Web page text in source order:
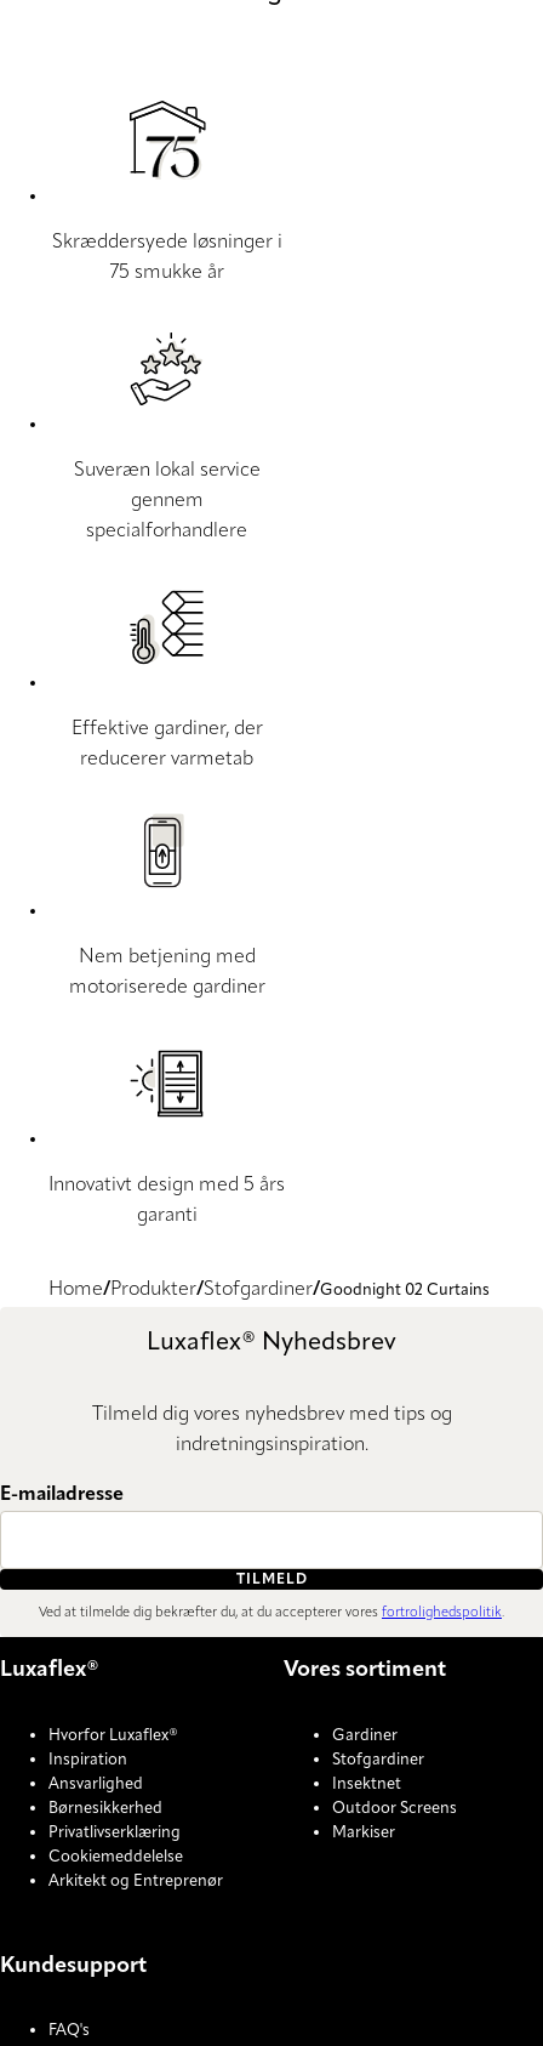
Skræddersyede løsninger i
75 smukke år
Suveræn lokal service
gennem
specialforhandlere
Effektive gardiner, der
reducerer varmetab
Nem betjening med
motoriserede gardiner
Innovativt design med 5 års
garanti
Home Produkter Stofgardiner Goodnight 02 Curtains
Luxaflex® Nyhedsbrev
Tilmeld dig vores nyhedsbrev med tips og
indretningsinspiration.
E-mailadresse
TILMELD
Ved at tilmelde dig bekræfter du, at du accepterer vores fortrolighedspolitik.
Luxaflex®
Hvorfor Luxaflex®
Inspiration
Ansvarlighed
Børnesikkerhed
Privatlivserklæring
Cookiemeddelelse
Arkitekt og Entreprenør
Vores sortiment
Gardiner
Stofgardiner
Insektnet
Outdoor Screens
Markiser
Kundesupport
FAQ's